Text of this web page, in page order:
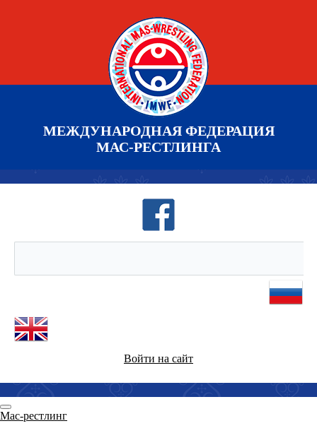
МЕЖДУНАРОДНАЯ ФЕДЕРАЦИЯ
МАС-РЕСТЛИНГА
Войти на сайт
Мас-рестлинг